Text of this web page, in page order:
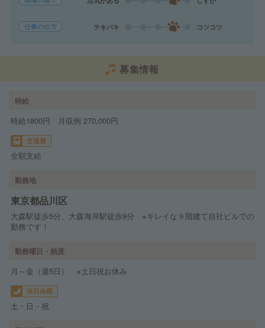
仕事の仕方 テキパキ コツコツ
募集情報
時給
時給1800円 月収例 270,000円
交通費
全額支給
勤務地
東京都品川区
大森駅徒歩5分、大森海岸駅徒歩9分 ※キレイな９階建て自社ビルでの
勤務です！
勤務曜日・頻度
月～金（週5日） ※土日祝お休み
休日休暇
土・日・祝